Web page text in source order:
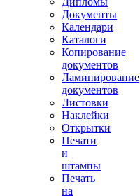
Документы
Календари
Каталоги
Копирование
документов
Ламинирование
документов
Листовки
Наклейки
Открытки
Печати
и
штампы
Печать
на